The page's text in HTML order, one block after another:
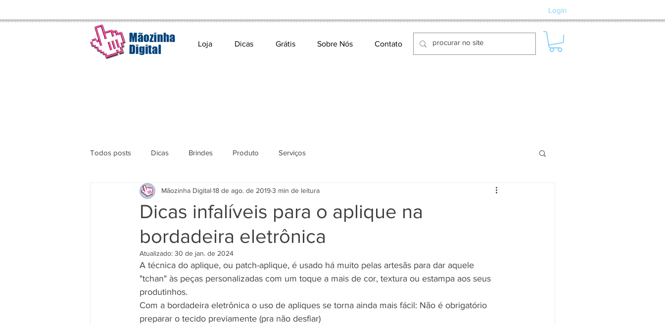
Login
Loja Dicas Grátis Sobre Nós Contato
Todos posts Dicas Brindes Produto Serviços
Dicas infalíveis para o aplique na
bordadeira eletrônica
Mãozinha Digital 18 de ago. de 20193 min de leitura
Atualizado: 30 de jan. de 2024
A técnica do aplique, ou patch-aplique, é usado há muito pelas artesãs para dar aquele
"tchan" às peças personalizadas com um toque a mais de cor, textura ou estampa aos seus
produtinhos.
Com a bordadeira eletrônica o uso de apliques se torna ainda mais fácil: Não é obrigatório
preparar o tecido previamente (pra não desfiar)